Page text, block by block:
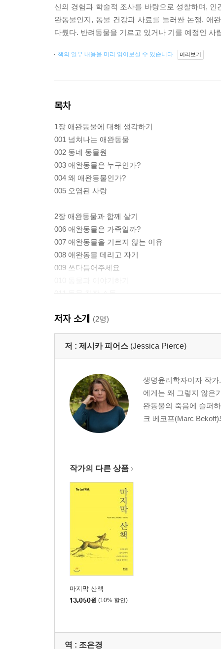
신의 경험과 학술적 조사를 바탕으로 성찰하며,
완동물인지, 동물 건강과 사료를 둘러싼 논쟁, 애
다뤘다. 반려동물을 기르고 있거나 기를 예정인 사
책의 일부 내용을 미리 읽어보실 수 있습니다. 미리보기
목차
1장 애완동물에 대해 생각하기
001 넘쳐나는 애완동물
002 동네 동물원
003 애완동물은 누구인가?
004 왜 애완동물인가?
005 오염된 사랑
2장 애완동물과 함께 살기
006 애완동물은 가족일까?
007 애완동물을 기르지 않는 이유
008 애완동물 데리고 자기
009 쓰다듬어주세요
011 동물 치장 소동
013 공감의 씨앗 심기
014 애완동물과 인간의 건강
015 동물이 옮기는 질병에 관한 생각
018 우리 애완동물에게 ‘누구’를 먹여야 할까?
019 당신 개는 살쪘어요!
020 응가 비상사태
021 동물의 역습
022 애완동물과 지구
023 자유를 주세요
024 권태 문제
025 나를 원하지 않나요?
026 동물에 대한 잔학성, 학대 그리고 방치
027 보이지 않는 학대
028 퀴즈 : 학대 행위일까, 아닐까?
029 애니멀 호딩이라는 이상한 세계
031 도살 면허
032 도살에 저항하는 분노
033 죽음의 용액
036 보호소 산업의 실태
저자 소개 (2명)
저 : 제시카 피어스 (Jessica Pierce)
생명윤리학자이자 작가
에게는 왜 그렇지 않은
완동물의 죽음에 슬퍼
크 베코프(Marc
작가의 다른 상품
마지막 산책
13,050원 (10% 할인)
역 : 조은경